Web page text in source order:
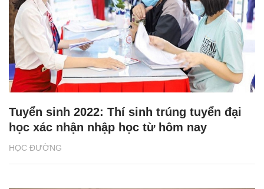
HỌC ĐƯỜNG
Tuyển sinh 2022: Thí sinh trúng tuyển đại
học xác nhận nhập học từ hôm nay